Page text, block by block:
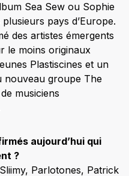
Sea Sew ou Sophie
pays d’Europe.
des artistes émergents
le moins originaux
Plastiscines et un
nouveau groupe The
musiciens
aujourd’hui qui
?
Parlotones, Patrick